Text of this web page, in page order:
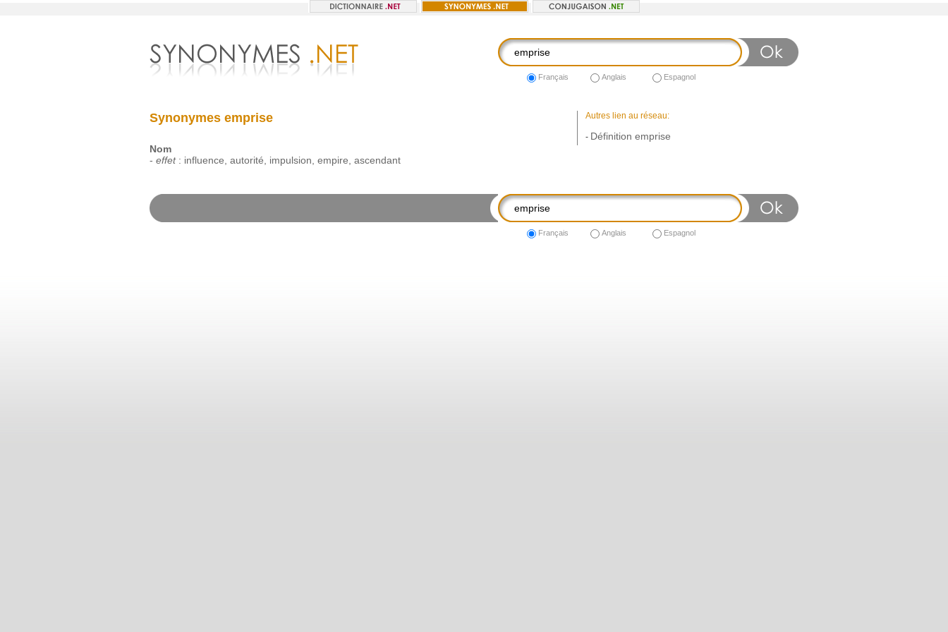
Français Anglais Espagnol
Synonymes emprise
Nom
- effet: influence autorité impulsion empire ascendant
Autres lien au réseau:
- Définition emprise
Français Anglais Espagnol